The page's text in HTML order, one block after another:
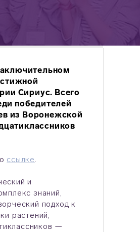
Сириус. Всего
победителей
из Воронежской
ссылке.
и
знаний,
подход к
растений,
—